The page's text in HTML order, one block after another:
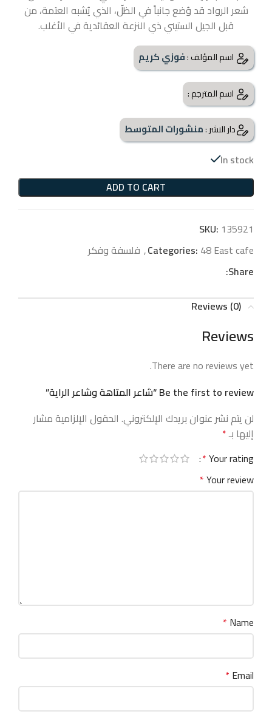
شعر الرواد قد وُضع جانباً في الظلّ، الذي يُشبه العتمة، من
قبل الجيل الستيني ذي النزعة العقائدية في الأغلب.
اسم المؤلف :فوزي كريم
اسم المترجم :
دار النشر :منشورات المتوسط
In stock
ADD TO CART
SKU: 135921
Categories: 48 East cafe
, فلسفة وفكر
Share:
Reviews (0)
Reviews
There are no reviews yet.
Be the first to review “شاعر المتاهة وشاعر الراية”
لن يتم نشر عنوان بريدك الإلكتروني. الحقول الإلزامية مشار
إليها بـ*
Your rating
*
Your review
*
Name
*
Email
*